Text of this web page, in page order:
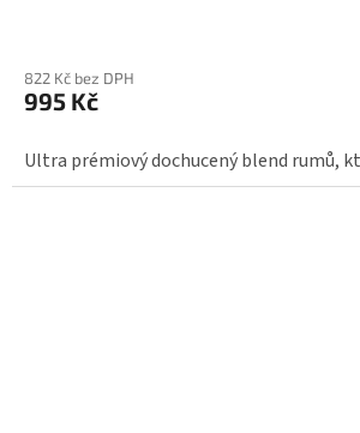
822 Kč bez DPH
995 Kč
Ultra prémiový dochucený blend rumů,